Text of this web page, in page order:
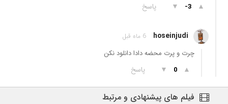
▲
-3
▼ پاسخ
hoseinjudi 6 ماه قبل
چرت و پرت محضه دادا دانلود نکن
▲
0
▼ پاسخ
فیلم های پیشنهادی و مرتبط